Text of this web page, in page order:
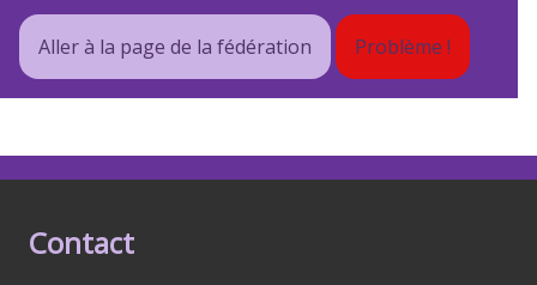
Aller à la page de la fédération Problème !
Contact